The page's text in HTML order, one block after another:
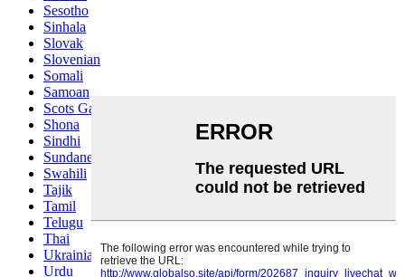
Sesotho
Sinhala
Slovak
Slovenian
Somali
Samoan
Scots Gaelic
Shona
Sindhi
Sundanese
Swahili
Tajik
Tamil
Telugu
Thai
Ukrainian
Urdu